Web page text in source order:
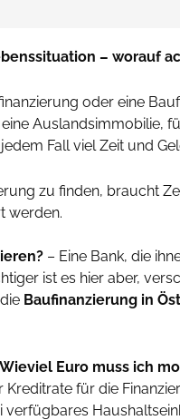
– worauf
oder eine
Auslandsimmobilie,
Fall viel Zeit und
zu finden, braucht
werden.
– Eine Bank, die
ist es hier aber,
Baufinanzierung in
Euro muss ich
für die